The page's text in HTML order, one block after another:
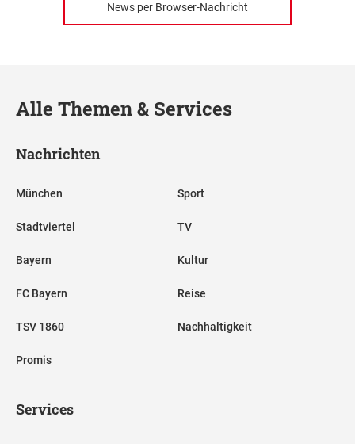
News per Browser-Nachricht
Alle Themen & Services
Nachrichten
München
Stadtviertel
Bayern
FC Bayern
TSV 1860
Promis
Sport
TV
Kultur
Reise
Nachhaltigkeit
Services